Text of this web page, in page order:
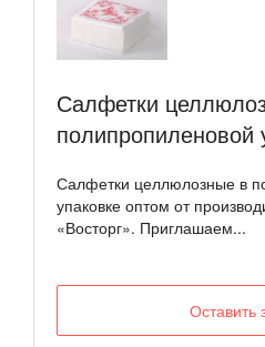
Салфетки
полипропиленовой
Салфетки целлюлозные в
упаковке оптом от
«Восторг». Приглашаем...
Оставить